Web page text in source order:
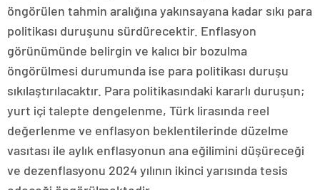
öngörülen tahmin aralığına yakınsayana kadar sıkı para
politikası duruşunu sürdürecektir. Enflasyon
görünümünde belirgin ve kalıcı bir bozulma
öngörülmesi durumunda ise para politikası duruşu
sıkılaştırılacaktır. Para politikasındaki kararlı duruşun;
yurt içi talepte dengelenme, Türk lirasında reel
değerlenme ve enflasyon beklentilerinde düzelme
vasıtası ile aylık enflasyonun ana eğilimini düşüreceği
ve dezenflasyonu 2024 yılının ikinci yarısında tesis